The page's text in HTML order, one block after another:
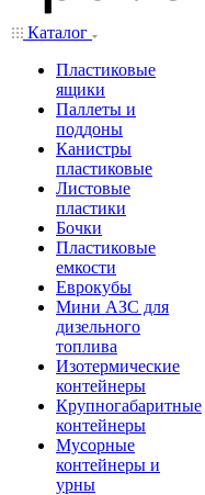
Каталог
Пластиковые
ящики
Паллеты и
поддоны
Канистры
пластиковые
Листовые
пластики
Бочки
Пластиковые
емкости
Еврокубы
Мини АЗС для
дизельного
топлива
Изотермические
контейнеры
Крупногабаритные
контейнеры
Мусорные
контейнеры и
урны